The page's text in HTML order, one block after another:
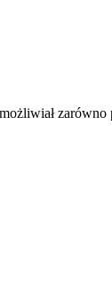
zarówno